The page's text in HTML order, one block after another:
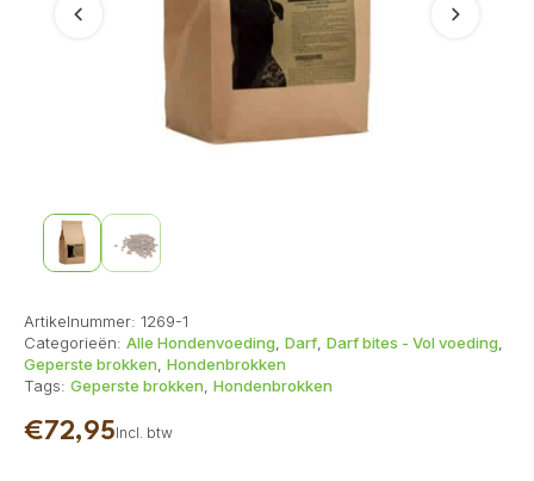
Vorige Volgende
Artikelnummer: 1269-1
Categorieën: Alle Hondenvoeding, Darf, Darf bites - Vol voeding,
Geperste brokken, Hondenbrokken
Tags: Geperste brokken, Hondenbrokken
€72,95Incl. btw